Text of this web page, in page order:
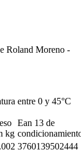
Roland Moreno -
entre 0 y 45°C
kg
Ean 13 de
3760139502444